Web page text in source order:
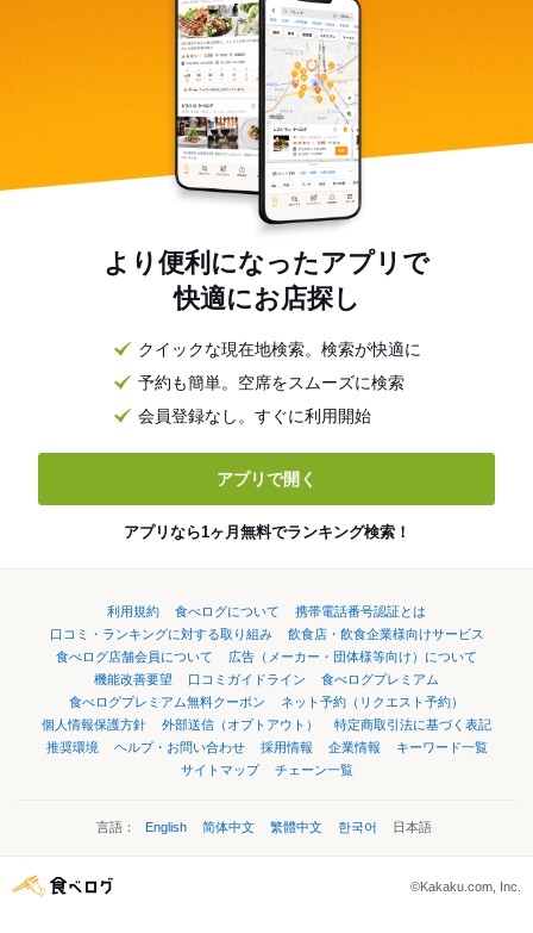
より便利になったアプリで
快適にお店探し
クイックな現在地検索。検索が快適に
予約も簡単。空席をスムーズに検索
会員登録なし。すぐに利用開始
アプリで開く
アプリなら1ヶ月無料でランキング検索！
利用規約 食べログについて
携帯電話番号認証とは
口コミ・ランキングに対する取り組み
飲食店・飲食企業様向けサービス
食べログ店舗会員について
広告（メーカー・団体様等向け）について
機能改善要望
口コミガイドライン
食べログプレミアム
食べログプレミアム無料クーポン
ネット予約（リクエスト予約）
個人情報保護方針
外部送信（オプトアウト）
特定商取引法に基づく表記
推奨環境
ヘルプ・お問い合わせ 採用情報 企業情報
キーワード一覧
サイトマップ
チェーン一覧
言語： English 简体中文 繁體中文 한국어 日本語
©Kakaku.com, Inc.